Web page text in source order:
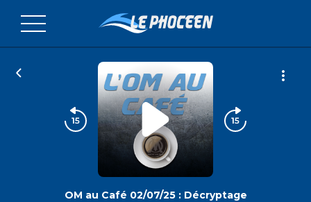
OM au Café 02/07/25 : Décryptage